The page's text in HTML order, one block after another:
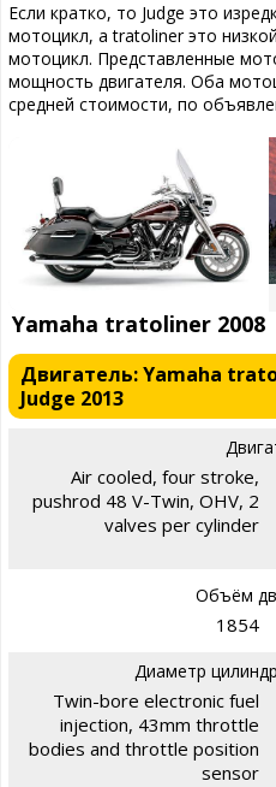
Если кратко, то Judge это
мотоцикл, а tratoliner это
мотоцикл. Представленные
мощность двигателя. Оба
средней стоимости, по
Yamaha tratoliner 2008
Двигатель: Yamaha
Judge 2013
Air cooled, four stroke,
pushrod 48 V-Twin, OHV, 2
valves per cylinder
Объём
1854
Диаметр
Twin-bore electronic fuel
injection, 43mm throttle
bodies and throttle position
sensor